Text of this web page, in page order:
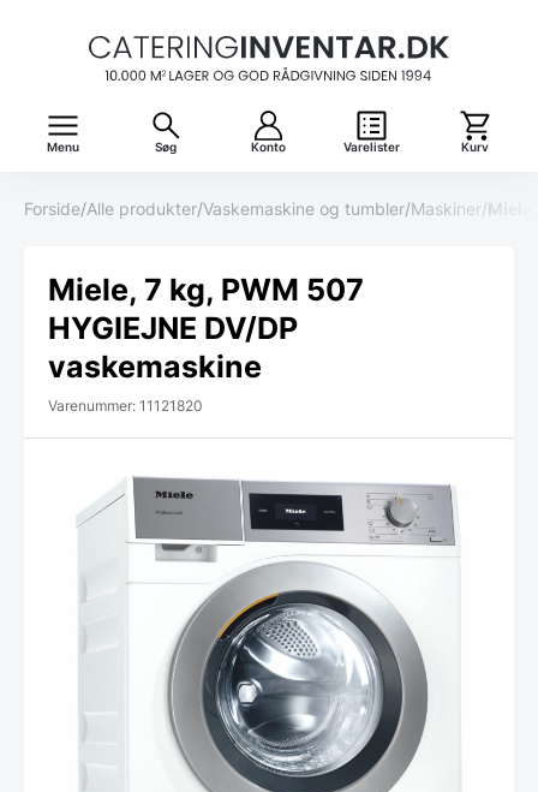
Menu Søg Konto Varelister Kurv
Forside/Alle produkter/Vaskemaskine og tumbler/Maskiner/
Miele, 7 kg, PWM 507
HYGIEJNE DV/DP
vaskemaskine
Varenummer: 11121820